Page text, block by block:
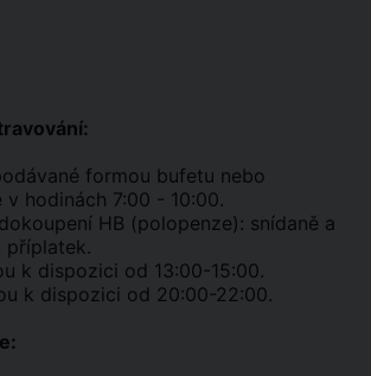
formou bufetu nebo
v hodinách 7:00 - 10:00.
HB (polopenze): snídaně a
příplatek.
k dispozici od 13:00-15:00.
k dispozici od 20:00-22:00.